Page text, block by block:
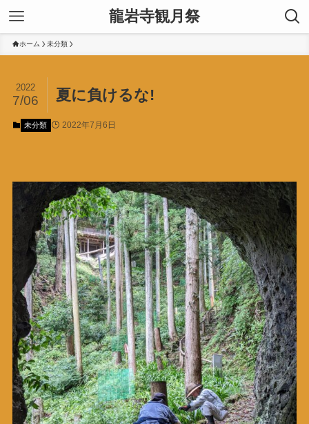
龍岩寺観月祭
ホーム 未分類
夏に負けるな!
2022
7/06
未分類 2022年7月6日